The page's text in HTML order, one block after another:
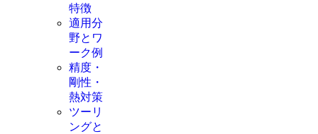
特徴
適用分
野とワ
ーク例
精度・
剛性・
熱対策
ツーリ
ングと